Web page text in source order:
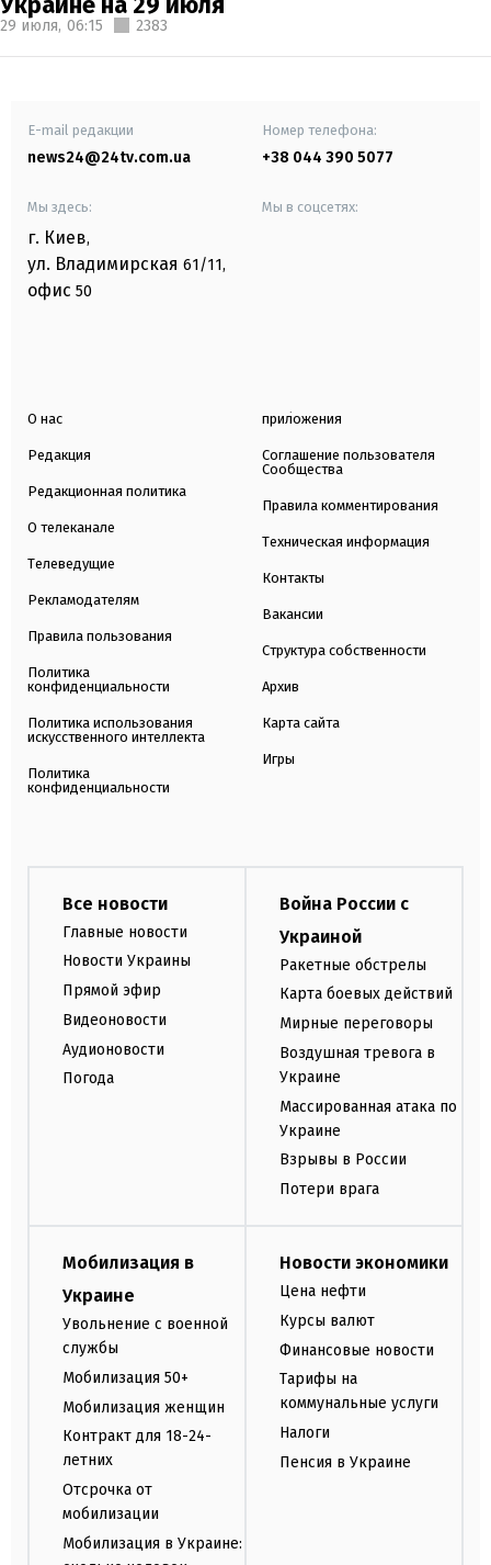
29 июля, 06:15 2383
E-mail редакции
news24@24tv.com.ua
Номер телефона:
+38 044 390 5077
Мы здесь:
г. Киев,
ул. Владимирская 61/11,
офис 50
Мы в соцсетях:
О нас
Редакция
Редакционная политика
О телеканале
Телеведущие
Рекламодателям
Правила пользования
Политика
конфиденциальности
Политика использования
искусственного интеллекта
Политика
конфиденциальности
приложения
Соглашение пользователя
Сообщества
Правила комментирования
Техническая информация
Контакты
Вакансии
Структура собственности
Архив
Карта сайта
Игры
Все новости
Главные новости
Новости Украины
Прямой эфир
Видеоновости
Аудионовости
Погода
Война России с
Украиной
Ракетные обстрелы
Карта боевых действий
Мирные переговоры
Воздушная тревога в
Украине
Массированная атака по
Украине
Взрывы в России
Потери врага
Мобилизация в
Украине
Увольнение с военной
службы
Мобилизация 50+
Мобилизация женщин
Контракт для 18-24-
летних
Отсрочка от
мобилизации
Мобилизация в Украине:
Новости экономики
Цена нефти
Курсы валют
Финансовые новости
Тарифы на
коммунальные услуги
Налоги
Пенсия в Украине